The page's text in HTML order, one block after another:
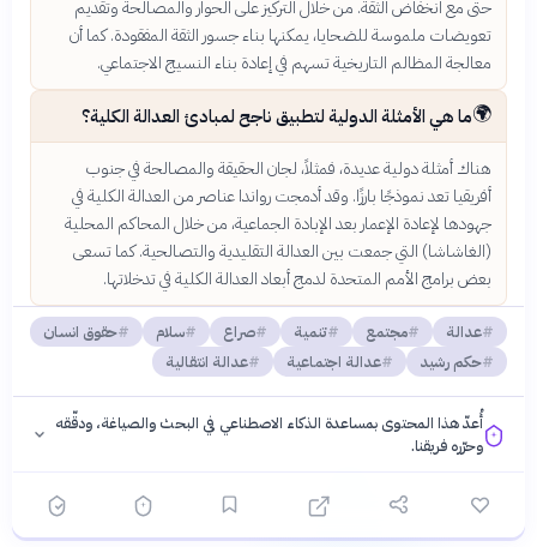
حتى مع انخفاض الثقة. من خلال التركيز على الحوار والمصالحة وتقديم
تعويضات ملموسة للضحايا، يمكنها بناء جسور الثقة المفقودة. كما أن
معالجة المظالم التاريخية تسهم في إعادة بناء النسيج الاجتماعي.
🌍ما هي الأمثلة الدولية لتطبيق ناجح لمبادئ العدالة الكلية؟
هناك أمثلة دولية عديدة، فمثلاً، لجان الحقيقة والمصالحة في جنوب
أفريقيا تعد نموذجًا بارزًا. وقد أدمجت رواندا عناصر من العدالة الكلية في
جهودها لإعادة الإعمار بعد الإبادة الجماعية، من خلال المحاكم المحلية
(الغاشاشا) التي جمعت بين العدالة التقليدية والتصالحية. كما تسعى
بعض برامج الأمم المتحدة لدمج أبعاد العدالة الكلية في تدخلاتها.
عدالة مجتمع تنمية صراع سلام
حقوق انسان
حكم رشيد
عدالة اجتماعية عدالة انتقالية
أُعدّ هذا المحتوى بمساعدة الذكاء الاصطناعي في البحث والصياغة، ودقّقه
وحرّره فريقنا.